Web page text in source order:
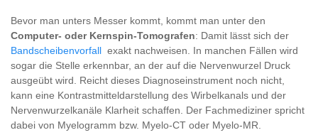
Bevor man unters Messer kommt, kommt man unter den
Computer- oder Kernspin-Tomografen: Damit lässt sich der
Bandscheibenvorfall exakt nachweisen. In manchen Fällen wird
sogar die Stelle erkennbar, an der auf die Nervenwurzel Druck
ausgeübt wird. Reicht dieses Diagnoseinstrument noch nicht,
kann eine Kontrastmitteldarstellung des Wirbelkanals und der
Nervenwurzelkanäle Klarheit schaffen. Der Fachmediziner spricht
dabei von Myelogramm bzw. Myelo-CT oder Myelo-MR.